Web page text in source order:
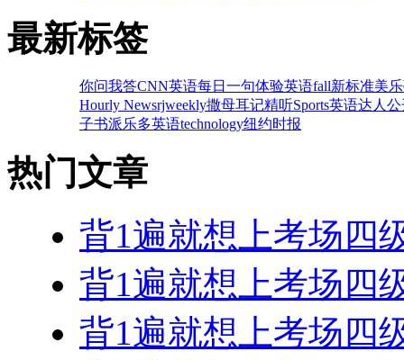
最新标签
你问我答CNN英语每日一句体验英语fall新标准美
Hourly Newsrjweekly撒母耳记精听Sports英语达人 公
子书派乐多英语technology纽约时报
热门文章
背1遍就想上考场四
背1遍就想上考场四
背1遍就想上考场四